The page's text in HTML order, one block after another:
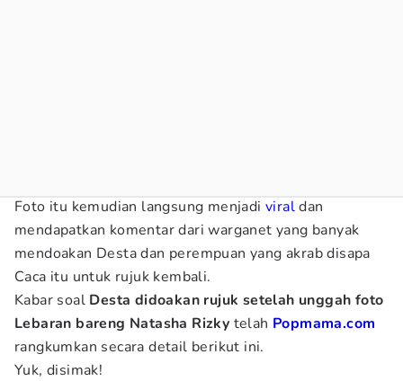
Foto itu kemudian langsung menjadi viraldan
mendapatkan komentar dari warganet yang banyak
mendoakan Desta dan perempuan yang akrab disapa
Caca itu untuk rujuk kembali.
Kabar soal Desta didoakan rujuk setelah unggah foto
Lebaran bareng Natasha Rizky telah Popmama.com
rangkumkan secara detail berikut ini.
Yuk, disimak!